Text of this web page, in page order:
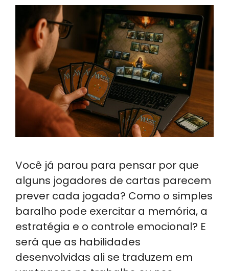
Você já parou para pensar por que
alguns jogadores de cartas parecem
prever cada jogada? Como o simples
baralho pode exercitar a memória, a
estratégia e o controle emocional? E
será que as habilidades
desenvolvidas ali se traduzem em